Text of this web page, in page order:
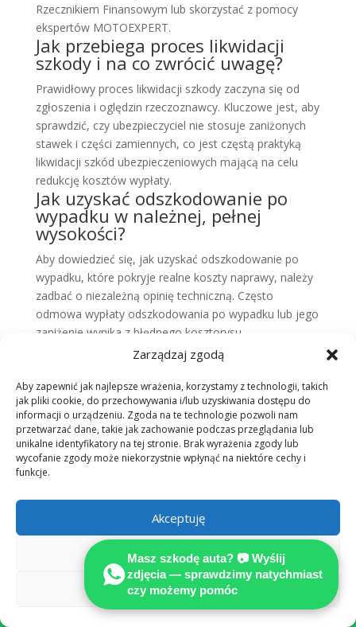
Zarządzaj zgodą
Aby zapewnić jak najlepsze wrażenia, korzystamy z technologii, takich
jak pliki cookie, do przechowywania i/lub uzyskiwania dostępu do
informacji o urządzeniu. Zgoda na te technologie pozwoli nam
przetwarzać dane, takie jak zachowanie podczas przeglądania lub
unikalne identyfikatory na tej stronie. Brak wyrażenia zgody lub
wycofanie zgody może niekorzystnie wpłynąć na niektóre cechy i
funkcje.
Akceptuję
Odmów
Zobacz preferencje
Rzecznikiem Finansowym lub skorzystać z pomocy
ekspertów MOTOEXPERT.
Jak przebiega proces likwidacji
szkody i na co zwrócić uwagę?
Prawidłowy proces likwidacji szkody zaczyna się od
zgłoszenia i oględzin rzeczoznawcy. Kluczowe jest, aby
sprawdzić, czy ubezpieczyciel nie stosuje zaniżonych
stawek i części zamiennych, co jest częstą praktyką
likwidacji szkód ubezpieczeniowych mającą na celu
redukcję kosztów wypłaty.
Jak uzyskać odszkodowanie po
wypadku w należnej, pełnej
wysokości?
Aby dowiedzieć się, jak uzyskać odszkodowanie po
wypadku, które pokryje realne koszty naprawy, należy
zadbać o niezależną opinię techniczną. Często
odmowa wypłaty odszkodowania po wypadku lub jego
zaniżenie wynika z błędnego kosztorysu
ubezpieczyciela, który można podważyć rzetelną
Jak dochodzić odszkodowania od
ubezpieczyciela, gdy kwota jest
zaniżona?
Wiedza o tym, jak dochodzić odszkodowania od
ubezpieczyciela, obejmuje przygotowanie wezwania
drogę sądową. Warto wykorzystać praktyczne porady
w przypadku odmowy wypłaty odszkodowania, takie
jak gromadzenie faktur za naprawę i korzystanie z
pomocy wyspecjalizowanych pełnomocników.
Likwidacja szkody:

Masz szkodę auta? 📷 Wyślij
zdjęcia — sprawdzimy natychmiast
czy możemy pomóc